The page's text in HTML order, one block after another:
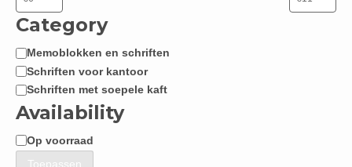
Category
Categorie
Memoblokken en schriften
Schriften voor kantoor
Schriften met soepele kaft
Availability
Beschikbaarheid
Op voorraad
Toepassen